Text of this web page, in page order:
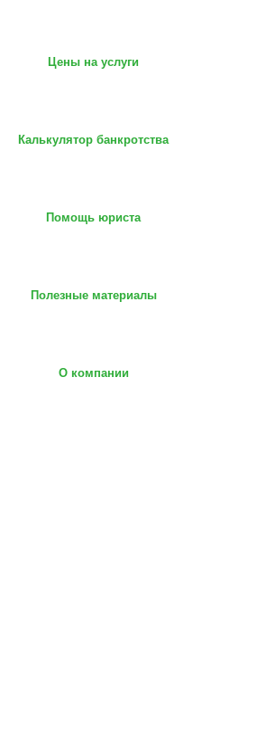
Цены на услуги
Калькулятор банкротства
Помощь юриста
Полезные материалы
О компании